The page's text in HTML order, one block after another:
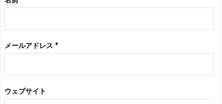
メールアドレス *
ウェブサイト